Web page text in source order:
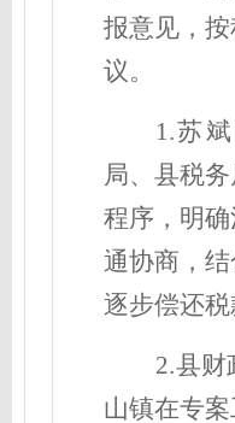
报意见，
议。
1.苏
局、县税
程序，明
通协商，
逐步偿还税
2.县
山镇在专